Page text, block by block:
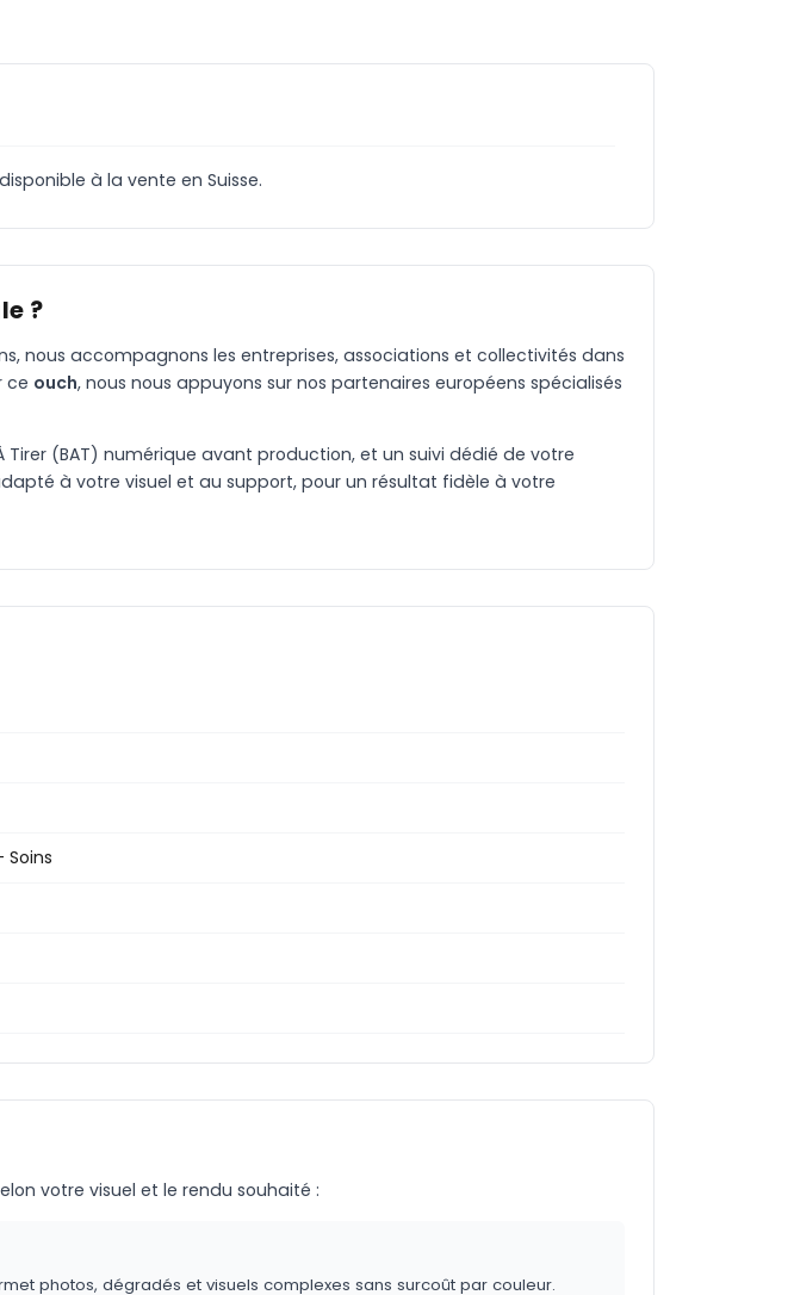
à la vente en Suisse.
?
nous accompagnons les entreprises, associations et collectivités dans
ce ouch, nous nous appuyons sur nos partenaires européens spécialisés
Tirer (BAT) numérique avant production, et un suivi dédié de votre
à votre visuel et au support, pour un résultat fidèle à votre
votre visuel et le rendu souhaité :
photos, dégradés et visuels complexes sans surcoût par couleur.